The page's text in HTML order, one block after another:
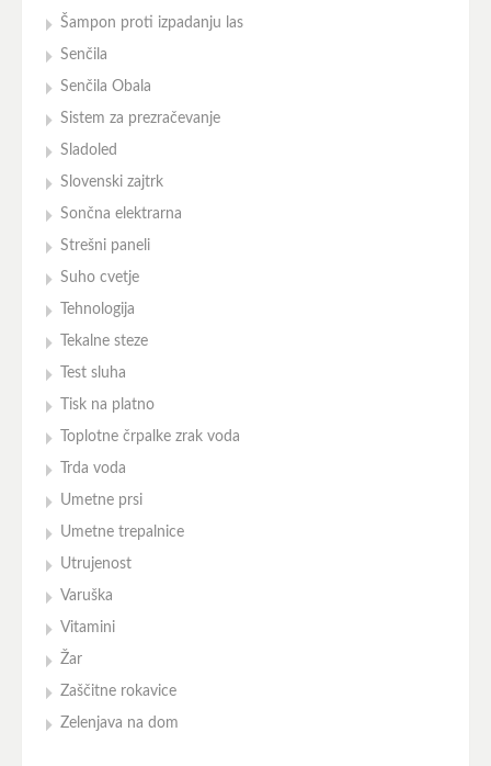
Šampon proti izpadanju las
Senčila
Senčila Obala
Sistem za prezračevanje
Sladoled
Slovenski zajtrk
Sončna elektrarna
Strešni paneli
Suho cvetje
Tehnologija
Tekalne steze
Test sluha
Tisk na platno
Toplotne črpalke zrak voda
Trda voda
Umetne prsi
Umetne trepalnice
Utrujenost
Varuška
Vitamini
Žar
Zaščitne rokavice
Zelenjava na dom